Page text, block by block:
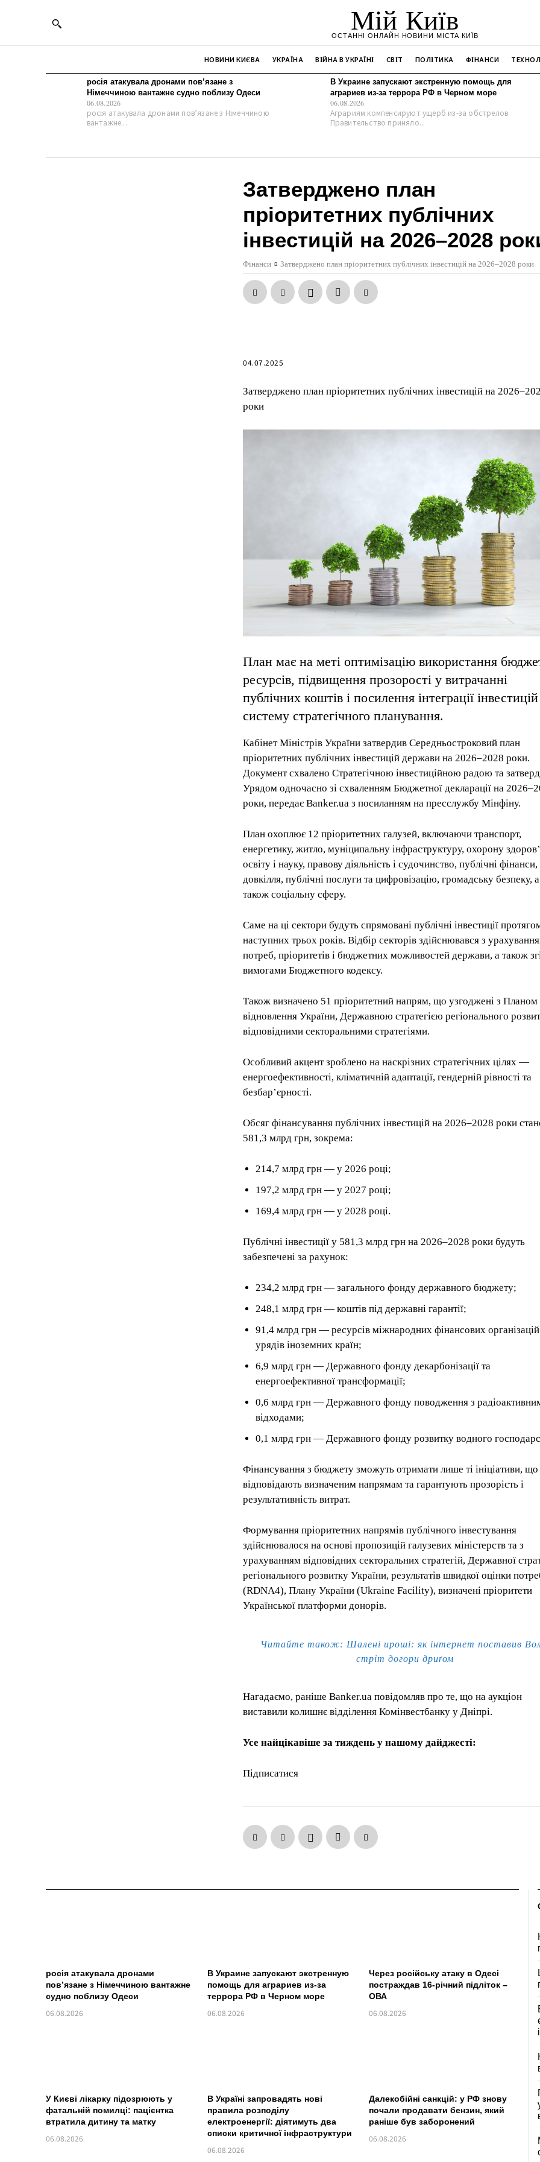
Мій Київ
ОСТАННІ ОНЛАЙН НОВИНИ МІСТА КИЇВ
НОВИНИ КИЄВА УКРАЇНА ВІЙНА В УКРАЇНІ СВІТ ПОЛІТИКА ФІНАНСИ
росія атакувала дронами пов’язане з
Німеччиною вантажне судно поблизу Одеси
06.08.2026
росія атакувала дронами пов’язане з Німеччиною
вантажне...
В Украине запускают экстренную помощь для
аграриев из-за террора РФ в Черном море
06.08.2026
Аграриям компенсируют ущерб из-за обстрелов
Правительство приняло...
Затверджено план
пріоритетних публічних
інвестицій на 2026–2028
Фінанси Затверджено план пріоритетних публічних інвестицій на 2026–2028 роки
04.07.2025
Затверджено план пріоритетних публічних інвестицій на
роки
План має на меті оптимізацію використання
ресурсів, підвищення прозорості у витрачанні
публічних коштів і посилення інтеграції
систему стратегічного планування.
Кабінет Міністрів України затвердив Середньостроковий план
пріоритетних публічних інвестицій держави на 2026–2028 роки.
Документ схвалено Стратегічною інвестиційною радою та
Урядом одночасно зі схваленням Бюджетної декларації на
роки, передає Banker.ua з посиланням на пресслужбу Мінфіну.
План охоплює 12 пріоритетних галузей, включаючи транспорт,
енергетику, житло, муніципальну інфраструктуру, охорону
освіту і науку, правову діяльність і судочинство, публічні фінанси,
довкілля, публічні послуги та цифровізацію, громадську безпеку, а
також соціальну сферу.
Саме на ці сектори будуть спрямовані публічні інвестиції
наступних трьох років. Відбір секторів здійснювався з
потреб, пріоритетів і бюджетних можливостей держави, а також
вимогами Бюджетного кодексу.
Також визначено 51 пріоритетний напрям, що узгоджені з Планом
відновлення України, Державною стратегією регіонального
відповідними секторальними стратегіями.
Особливий акцент зроблено на наскрізних стратегічних цілях —
енергоефективності, кліматичній адаптації, гендерній рівності та
безбар’єрності.
Обсяг фінансування публічних інвестицій на 2026–2028 роки
581,3 млрд грн, зокрема:
214,7 млрд грн — у 2026 році;
197,2 млрд грн — у 2027 році;
169,4 млрд грн — у 2028 році.
Публічні інвестиції у 581,3 млрд грн на 2026–2028 роки будуть
забезпечені за рахунок:
234,2 млрд грн — загального фонду державного бюджету;
248,1 млрд грн — коштів під державні гарантії;
91,4 млрд грн — ресурсів міжнародних фінансових організацій
урядів іноземних країн;
6,9 млрд грн — Державного фонду декарбонізації та
енергоефективної трансформації;
0,6 млрд грн — Державного фонду поводження з
відходами;
0,1 млрд грн — Державного фонду розвитку водного
Фінансування з бюджету зможуть отримати лише ті ініціативи, що
відповідають визначеним напрямам та гарантують прозорість і
результативність витрат.
Формування пріоритетних напрямів публічного інвестування
здійснювалося на основі пропозицій галузевих міністерств та з
урахуванням відповідних секторальних стратегій, Державної
регіонального розвитку України, результатів швидкої оцінки
(RDNA4), Плану України (Ukraine Facility), визначені пріоритети
Української платформи донорів.
Читайте також: Шалені uроші: як інтернет поставив
стріт догори дриґом
Нагадаємо, раніше Banker.ua повідомляв про те, що на аукціон
виставили колишнє відділення Комінвестбанку у Дніпрі.
Усе найцікавіше за тиждень у нашому дайджесті:
Підписатися
росія атакувала дронами
пов’язане з Німеччиною вантажне
судно поблизу Одеси
06.08.2026
В Украине запускают экстренную
помощь для аграриев из-за
террора РФ в Черном море
06.08.2026
Через російську атаку в Одесі
постраждав 16-річний підліток –
ОВА
06.08.2026
У Києві лікарку підозрюють у
фатальній помилці: пацієнтка
втратила дитину та матку
06.08.2026
В Україні запровадять нові
правила розподілу
електроенергії: діятимуть два
списки критичної інфраструктури
06.08.2026
Далекобійні санкцій: у РФ знову
почали продавати бензин, який
раніше був заборонений
06.08.2026